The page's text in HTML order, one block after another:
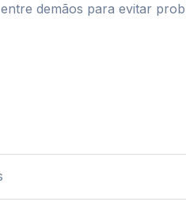
demãos para evitar